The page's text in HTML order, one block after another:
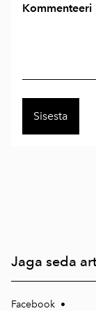
Kommenteeri
Jaga seda
Facebook •